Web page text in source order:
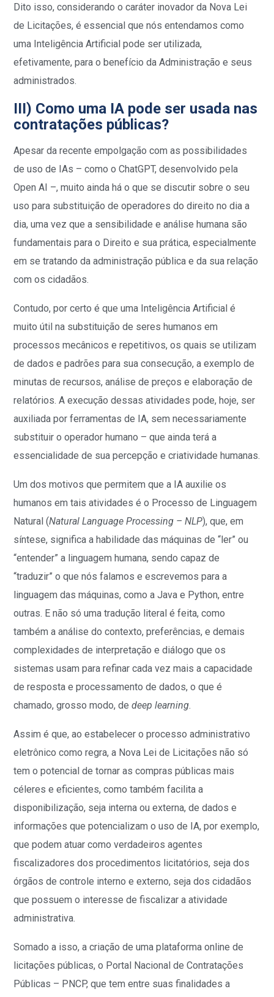
Dito isso, considerando o caráter inovador da Nova Lei
de Licitações, é essencial que nós entendamos como
uma Inteligência Artificial pode ser utilizada,
efetivamente, para o benefício da Administração e seus
administrados.
III) Como uma IA pode ser usada nas
contratações públicas?
Apesar da recente empolgação com as possibilidades
de uso de IAs – como o ChatGPT, desenvolvido pela
Open AI –, muito ainda há o que se discutir sobre o seu
uso para substituição de operadores do direito no dia a
dia, uma vez que a sensibilidade e análise humana são
fundamentais para o Direito e sua prática, especialmente
em se tratando da administração pública e da sua relação
com os cidadãos.
Contudo, por certo é que uma Inteligência Artificial é
muito útil na substituição de seres humanos em
processos mecânicos e repetitivos, os quais se utilizam
de dados e padrões para sua consecução, a exemplo de
minutas de recursos, análise de preços e elaboração de
relatórios. A execução dessas atividades pode, hoje, ser
auxiliada por ferramentas de IA, sem necessariamente
substituir o operador humano – que ainda terá a
essencialidade de sua percepção e criatividade humanas.
Um dos motivos que permitem que a IA auxilie os
humanos em tais atividades é o Processo de Linguagem
Natural (Natural Language Processing – NLP), que, em
síntese, significa a habilidade das máquinas de “ler” ou
“entender” a linguagem humana, sendo capaz de
“traduzir” o que nós falamos e escrevemos para a
linguagem das máquinas, como a Java e Python, entre
outras. E não só uma tradução literal é feita, como
também a análise do contexto, preferências, e demais
complexidades de interpretação e diálogo que os
sistemas usam para refinar cada vez mais a capacidade
de resposta e processamento de dados, o que é
chamado, grosso modo, dedeep learning.
Assim é que, ao estabelecer o processo administrativo
eletrônico como regra, a Nova Lei de Licitações não só
tem o potencial de tornar as compras públicas mais
céleres e eficientes, como também facilita a
disponibilização, seja interna ou externa, de dados e
informações que potencializam o uso de IA, por exemplo,
que podem atuar como verdadeiros agentes
fiscalizadores dos procedimentos licitatórios, seja dos
órgãos de controle interno e externo, seja dos cidadãos
que possuem o interesse de fiscalizar a atividade
administrativa.
Somado a isso, a criação de uma plataforma online de
licitações públicas, o Portal Nacional de Contratações
Públicas – PNCP, que tem entre suas finalidades a